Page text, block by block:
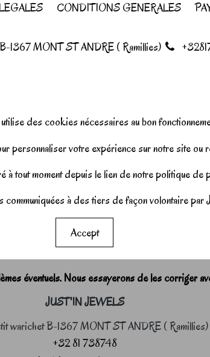
CONDITIONS GENERALES
1367 MONT ST ANDRE ( Ramillies)
des cookies nécessaires au bon
personnaliser votre expérience sur notre site
à tout moment depuis le lien de notre politique de
communiquées à des tiers de façon volontaire
Accept
éventuels. Nous essayerons de les corriger
JUST'IN JEWELS
warichet B-1367 MONT ST ANDRE ( Ramillies)
+32 81 738748